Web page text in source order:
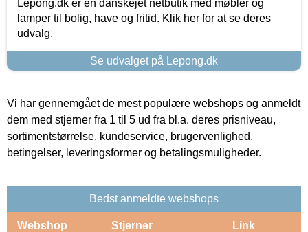
Lepong.dk er en danskejet netbutik med møbler og
lamper til bolig, have og fritid. Klik her for at se deres
udvalg.
Se udvalget på Lepong.dk
Vi har gennemgået de mest populære webshops og anmeldt
dem med stjerner fra 1 til 5 ud fra bl.a. deres prisniveau,
sortimentstørrelse, kundeservice, brugervenlighed,
betingelser, leveringsformer og betalingsmuligheder.
Bedst anmeldte webshops
Webshop Stjerner Link